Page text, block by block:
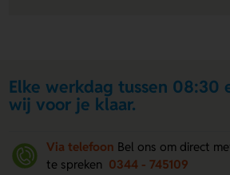
Elke werkdag tussen 08:30
wij voor je klaar.
Via telefoon Bel ons om direct
te spreken 0344 - 745109